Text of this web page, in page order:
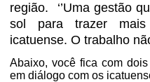
região.
‘’Uma gestão
sol para trazer mais
icatuense. O trabalho
Abaixo, você fica com
em diálogo com os